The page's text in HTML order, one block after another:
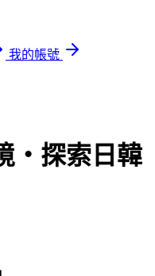
我的帳號
・探索日韓